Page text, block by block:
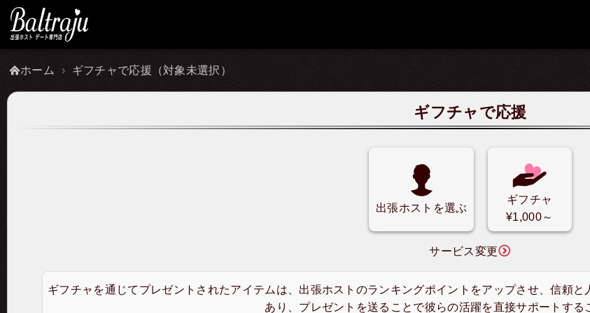
ホーム ギフチャで応援（対象未選択）
ギフチャで応援
出張ホストを選ぶ
ギフチャ
¥1,000～
サービス変更
ギフチャを通じてプレゼントされたアイテムは、出張ホストのランキングポイントをアップさせ、信頼
あり、プレゼントを送ることで彼らの活躍を直接サポートする